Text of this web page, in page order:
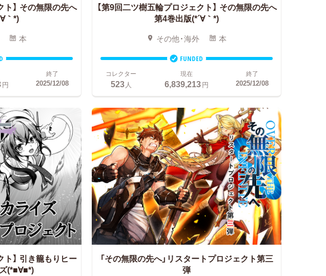
】 その無限の先へ
｀*)
本
円
終了
2025/12/08
【第9回二ツ樹五輪プロジェクト】 その無限の先へ
第4巻出版(*´∀｀*)
その他・海外 本
FUNDED
コレクター
523人
現在
6,839,213円
終了
2025/12/08
】 引き籠もりヒー
(*■∀■*)
「その無限の先へ」リスタートプロジェクト第三
弾